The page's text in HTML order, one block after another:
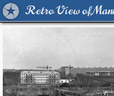
Retro View of